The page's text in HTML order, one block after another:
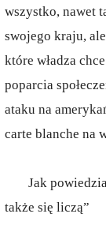
wszystko, nawet
swojego kraju,
które władza
poparcia
ataku na
carte blanche na
Jak
także się liczą”